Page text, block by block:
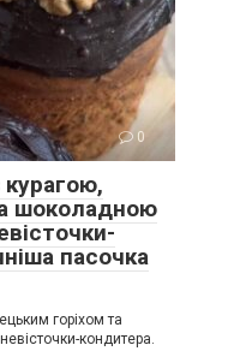
0
шоколадною
пасочка
горіхом та
кондитера.